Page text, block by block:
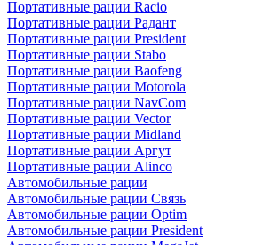
Портативные рации Racio
Портативные рации Радант
Портативные рации President
Портативные рации Stabo
Портативные рации Baofeng
Портативные рации Motorola
Портативные рации NavCom
Портативные рации Vector
Портативные рации Midland
Портативные рации Аргут
Портативные рации Alinco
Автомобильные рации
Автомобильные рации Связь
Автомобильные рации Optim
Автомобильные рации President